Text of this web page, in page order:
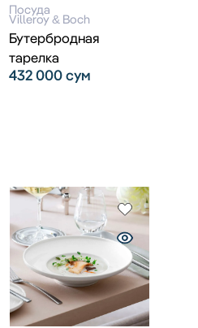
Посуда
Villeroy & Boch
Бутербродная
тарелка
432 000сум